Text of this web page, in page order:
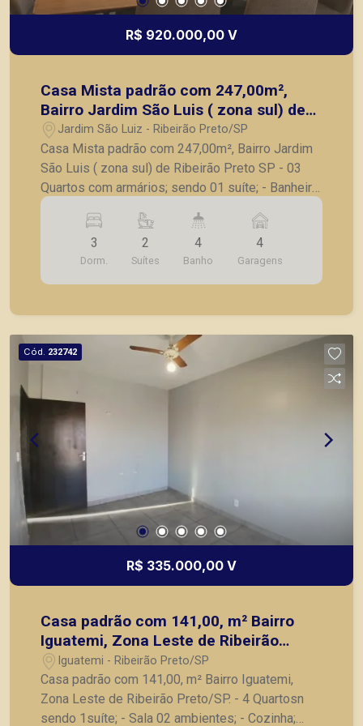
R$ 920.000,00 V
Casa Mista padrão com 247,00m²,
Bairro Jardim São Luis ( zona sul) de
Ribeirão Preto SP
Jardim São Luiz - Ribeirão Preto/SP
Casa Mista padrão com 247,00m², Bairro Jardim
São Luis ( zona sul) de Ribeirão Preto SP - 03
Quartos com armários; sendo 01 suíte; - Banheiro
social; - Sala ampla; - Cozinha com armários, -
Jardim de inverno, - quintal grande, - Completa
em armários; - 04 vagas de garagem. A Piramid
tem como objetivo atender seus clientes com
agilidade e segurança, em locação, vendas de
Preto.
3
Dorm.
2
Suítes
4
Banho
4
Garagens
Cód. 232742
R$ 335.000,00 V
Casa padrão com 141,00, m² Bairro
Iguatemi, Zona Leste de Ribeirão
Preto/SP.
Iguatemi - Ribeirão Preto/SP
Casa padrão com 141,00, m² Bairro Iguatemi,
Zona Leste de Ribeirão Preto/SP. - 4 Quartosn
sendo 1suíte; - Sala 02 ambientes; - Cozinha;